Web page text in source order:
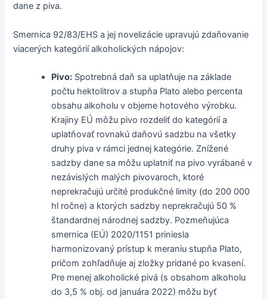
dane z piva.
Smernica 92/83/EHS a jej novelizácie upravujú zdaňovanie
viacerých kategórií alkoholických nápojov:
Pivo: Spotrebná daň sa uplatňuje na základe
počtu hektolitrov a stupňa Plato alebo percenta
obsahu alkoholu v objeme hotového výrobku.
Krajiny EÚ môžu pivo rozdeliť do kategórií a
uplatňovať rovnakú daňovú sadzbu na všetky
druhy piva v rámci jednej kategórie. Znížené
sadzby dane sa môžu uplatniť na pivo vyrábané v
nezávislých malých pivovaroch, ktoré
neprekračujú určité produkčné limity (do 200 000
hl ročne) a ktorých sadzby neprekračujú 50 %
štandardnej národnej sadzby. Pozmeňujúca
smernica (EÚ) 2020/1151 priniesla
harmonizovaný prístup k meraniu stupňa Plato,
pričom zohľadňuje aj zložky pridané po kvasení.
Pre menej alkoholické pivá (s obsahom alkoholu
do 3,5 % obj. od januára 2022) môžu byť